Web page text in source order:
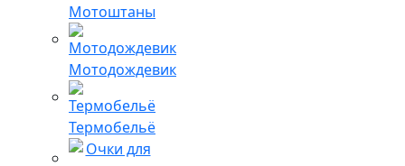
Мотоштаны
Мотодождевик
Термобельё